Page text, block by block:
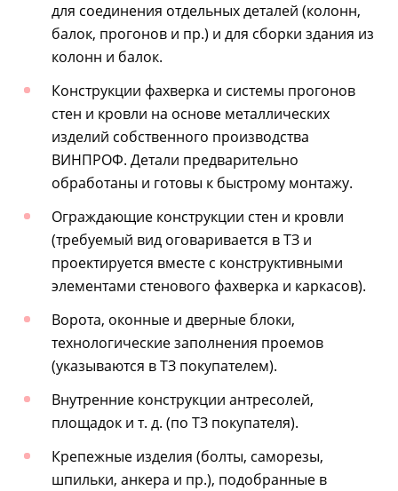
для соединения отдельных деталей (колонн,
балок, прогонов и пр.) и для сборки здания из
колонн и балок.
Конструкции фахверка и системы прогонов
стен и кровли на основе металлических
изделий собственного производства
ВИНПРОФ. Детали предварительно
обработаны и готовы к быстрому монтажу.
Ограждающие конструкции стен и кровли
(требуемый вид оговаривается в ТЗ и
проектируется вместе с конструктивными
элементами стенового фахверка и каркасов).
Ворота, оконные и дверные блоки,
технологические заполнения проемов
(указываются в ТЗ покупателем).
Внутренние конструкции антресолей,
площадок и т. д. (по ТЗ покупателя).
Крепежные изделия (болты, саморезы,
шпильки, анкера и пр.), подобранные в